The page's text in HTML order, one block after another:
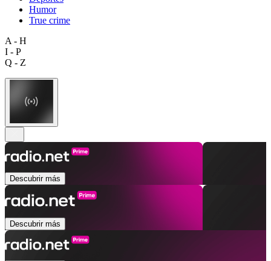
Humor
True crime
A - H
I - P
Q - Z
Descubrir más
Descubrir más